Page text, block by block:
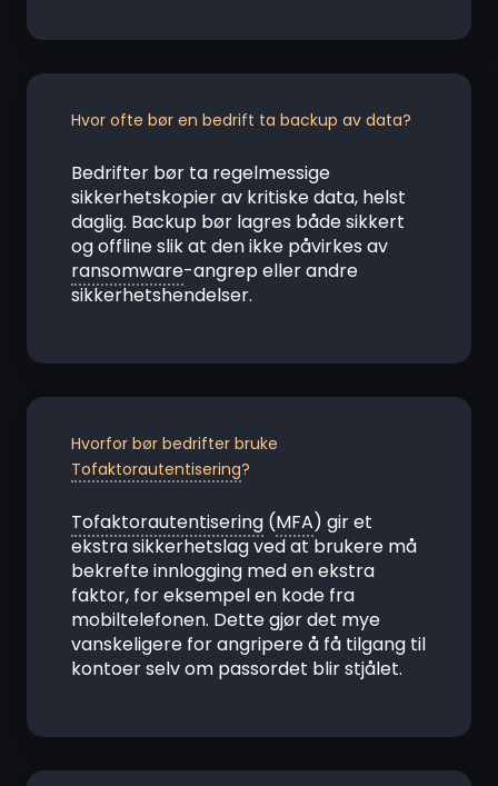
Hvor ofte bør en bedrift ta backup av data?
Bedrifter bør ta regelmessige
sikkerhetskopier av kritiske data, helst
daglig. Backup bør lagres både sikkert
og offline slik at den ikke påvirkes av
ransomware-angrep eller andre
sikkerhetshendelser.
Hvorfor bør bedrifter bruke
Tofaktorautentisering?
Tofaktorautentisering (MFA) gir et
ekstra sikkerhetslag ved at brukere må
bekrefte innlogging med en ekstra
faktor, for eksempel en kode fra
mobiltelefonen. Dette gjør det mye
vanskeligere for angripere å få tilgang til
kontoer selv om passordet blir stjålet.